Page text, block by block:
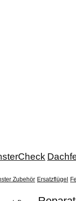
Zubehör Ersatzflügel